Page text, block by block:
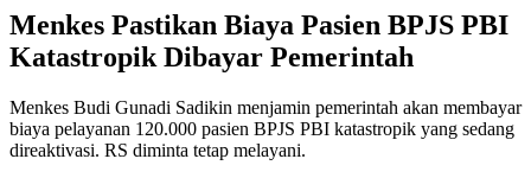
Menkes Pastikan Biaya Pasien BPJS PBI
Katastropik Dibayar Pemerintah
Menkes Budi Gunadi Sadikin menjamin pemerintah akan membayar
biaya pelayanan 120.000 pasien BPJS PBI katastropik yang sedang
direaktivasi. RS diminta tetap melayani.